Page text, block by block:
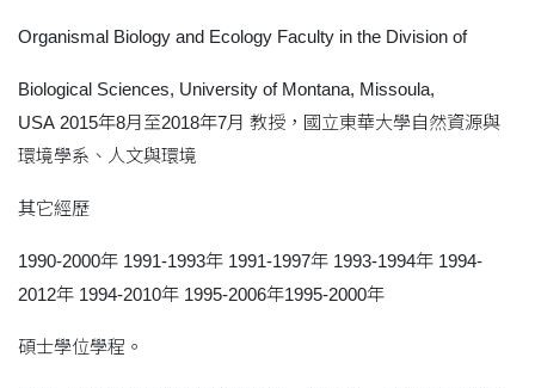
Organismal Biology and Ecology Faculty in the Division of
Biological Sciences, University of Montana, Missoula,
USA 2015年8月至2018年7月 教授，國立東華大學自然資源與
環境學系、人文與環境
其它經歷
1990-2000年 1991-1993年 1991-1997年 1993-1994年 1994-
2012年 1994-2010年 1995-2006年1995-2000年
碩士學位學程。